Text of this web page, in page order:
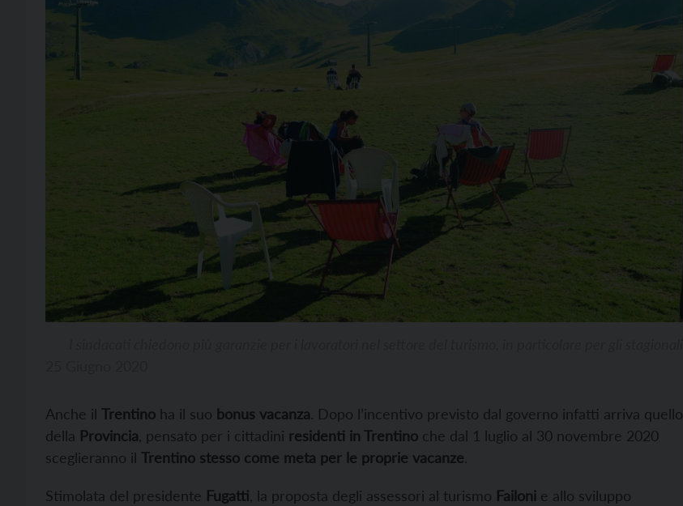
Anche il Trentino ha il suo bonus vacanza. Dopo l’incentivo previsto dal governo infatti arriva quello
della Provincia , pensato per i cittadini residenti in Trentino che dal 1 luglio al 30 novembre 2020
sceglieranno il Trentino stesso come meta per le proprie vacanze.
Stimolata del presidente Fugatti , la proposta degli assessori al turismo Failoni e allo sviluppo